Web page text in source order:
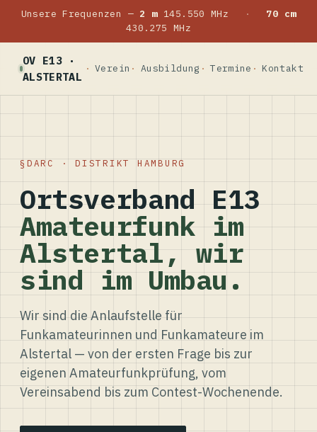
Unsere Frequenzen — 2 m145.550 MHz ·
70 cm
430.275 MHz
OV E13 ·
ALSTERTAL
Verein Ausbildung Termine Kontakt
DARC · DISTRIKT HAMBURG
Ortsverband E13
Amateurfunk im
Alstertal, wir
sind im Umbau.
Wir sind die Anlaufstelle für
Funkamateurinnen und Funkamateure im
Alstertal — von der ersten Frage bis zur
eigenen Amateurfunkprüfung, vom
Vereinsabend bis zum Contest-Wochenende.